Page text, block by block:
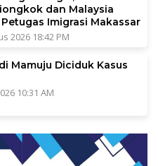
dan Malaysia
Imigrasi Makassar
2026 18:42 PM
Mamuju Diciduk Kasus
10:31 AM